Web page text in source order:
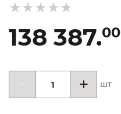
138 387.00
шт